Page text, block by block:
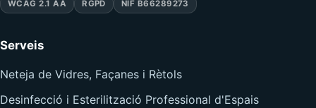
WCAG 2.1 AA RGPD NIF B66289273
Serveis
Neteja de Vidres, Façanes i Rètols
Desinfecció i Esterilització Professional d'Espais